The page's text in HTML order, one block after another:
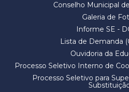
Conselho Municipal
Galeria de
Informe SE -
Lista de Demanda
Ouvidoria da
Processo Seletivo Interno de
Processo Seletivo para